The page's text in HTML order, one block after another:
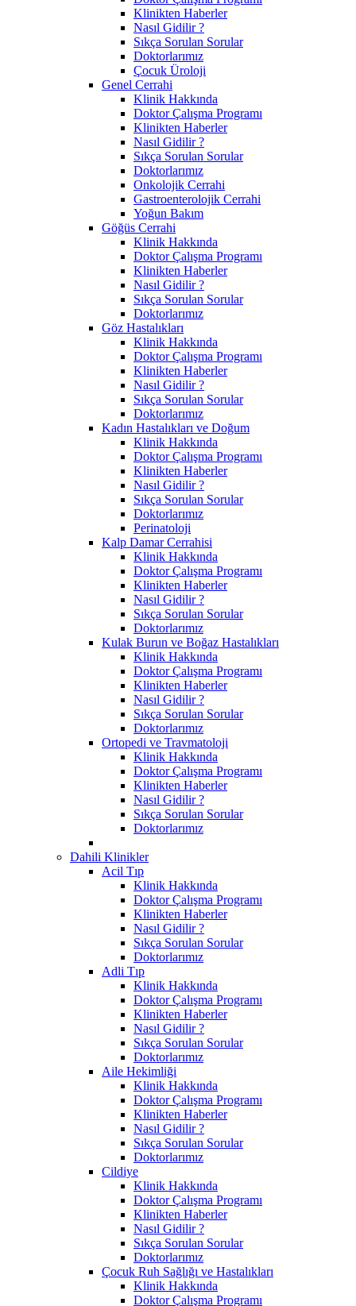
Klinikten Haberler
Nasıl Gidilir ?
Sıkça Sorulan Sorular
Doktorlarımız
Çocuk Üroloji
Genel Cerrahi
Klinik Hakkında
Doktor Çalışma Programı
Klinikten Haberler
Nasıl Gidilir ?
Sıkça Sorulan Sorular
Doktorlarımız
Onkolojik Cerrahi
Gastroenterolojik Cerrahi
Yoğun Bakım
Göğüs Cerrahi
Klinik Hakkında
Doktor Çalışma Programı
Klinikten Haberler
Nasıl Gidilir ?
Sıkça Sorulan Sorular
Doktorlarımız
Göz Hastalıkları
Klinik Hakkında
Doktor Çalışma Programı
Klinikten Haberler
Nasıl Gidilir ?
Sıkça Sorulan Sorular
Doktorlarımız
Kadın Hastalıkları ve Doğum
Klinik Hakkında
Doktor Çalışma Programı
Klinikten Haberler
Nasıl Gidilir ?
Sıkça Sorulan Sorular
Doktorlarımız
Perinatoloji
Kalp Damar Cerrahisi
Klinik Hakkında
Doktor Çalışma Programı
Klinikten Haberler
Nasıl Gidilir ?
Sıkça Sorulan Sorular
Doktorlarımız
Kulak Burun ve Boğaz Hastalıkları
Klinik Hakkında
Doktor Çalışma Programı
Klinikten Haberler
Nasıl Gidilir ?
Sıkça Sorulan Sorular
Doktorlarımız
Ortopedi ve Travmatoloji
Klinik Hakkında
Doktor Çalışma Programı
Klinikten Haberler
Nasıl Gidilir ?
Sıkça Sorulan Sorular
Doktorlarımız
Dahili Klinikler
Acil Tıp
Klinik Hakkında
Doktor Çalışma Programı
Klinikten Haberler
Nasıl Gidilir ?
Sıkça Sorulan Sorular
Doktorlarımız
Adli Tıp
Klinik Hakkında
Doktor Çalışma Programı
Klinikten Haberler
Nasıl Gidilir ?
Sıkça Sorulan Sorular
Doktorlarımız
Aile Hekimliği
Klinik Hakkında
Doktor Çalışma Programı
Klinikten Haberler
Nasıl Gidilir ?
Sıkça Sorulan Sorular
Doktorlarımız
Cildiye
Klinik Hakkında
Doktor Çalışma Programı
Klinikten Haberler
Nasıl Gidilir ?
Sıkça Sorulan Sorular
Doktorlarımız
Çocuk Ruh Sağlığı ve Hastalıkları
Klinik Hakkında
Doktor Çalışma Programı